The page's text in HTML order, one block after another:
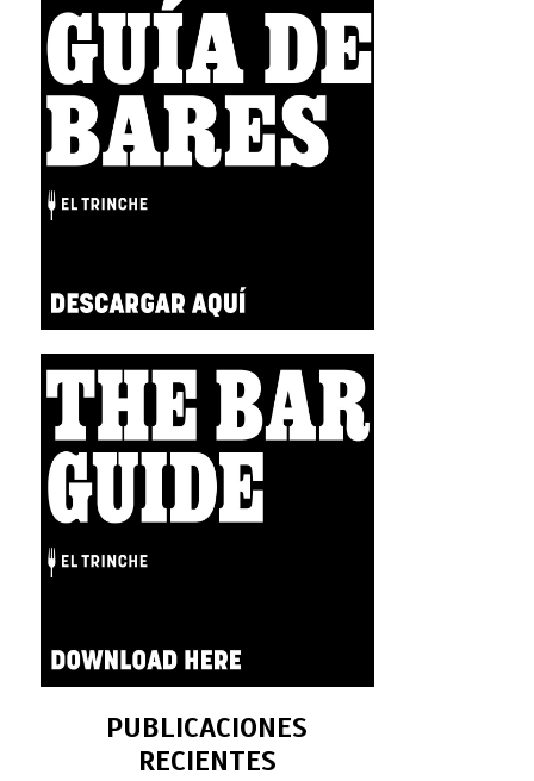
PUBLICACIONES
RECIENTES